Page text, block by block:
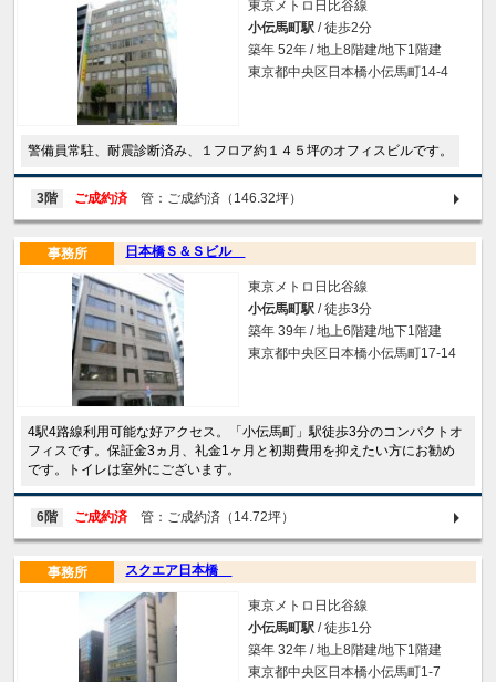
東京メトロ日比谷線
小伝馬町駅 / 徒歩2分
築年 52年 / 地上8階建/地下1階建
東京都中央区日本橋小伝馬町14-4
警備員常駐、耐震診断済み、１フロア約１４５坪のオフィスビルです。
3階 ご成約済 管：ご成約済（146.32坪）
日本橋Ｓ＆Ｓビル
事務所
東京メトロ日比谷線
小伝馬町駅 / 徒歩3分
築年 39年 / 地上6階建/地下1階建
東京都中央区日本橋小伝馬町17-14
4駅4路線利用可能な好アクセス。「小伝馬町」駅徒歩3分のコンパクトオ
フィスです。保証金3ヵ月、礼金1ヶ月と初期費用を抑えたい方にお勧め
です。トイレは室外にございます。
6階 ご成約済 管：ご成約済（14.72坪）
スクエア日本橋
事務所
東京メトロ日比谷線
小伝馬町駅 / 徒歩1分
築年 32年 / 地上8階建/地下1階建
東京都中央区日本橋小伝馬町1-7